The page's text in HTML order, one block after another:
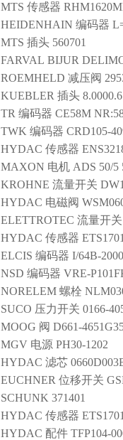
MTS 传感器
HEIDENHAIN 编码器
MTS 插头 560701
FARVAL BIJUR
ROEMHELD 减压阀
KUEBLER 插头
TR 编码器 CE58M
TWK 编码器 CRD105-
HYDAC 传感器
MAXON 电机 ADS 50/5
KROHNE 流量开关
HYDAC 电磁阀
ELETTROTEC 流量开关
HYDAC 传感器
ELCIS 编码器 I/64B-
NSD 编码器 VRE-
NORELEM 螺栓
SUCO 压力开关 0166-
MOOG 阀 D661-
MGV 电源 PH30-1202
HYDAC 滤芯
EUCHNER 位移开关
SCHUNK 371401
HYDAC 传感器
HYDAC 配件 TFP104-